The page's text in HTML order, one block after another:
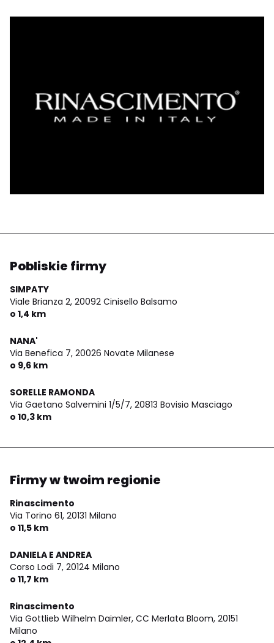
Pobliskie firmy
SIMPATY
Viale Brianza 2, 20092 Cinisello Balsamo
o 1,4 km
NANA'
Via Benefica 7, 20026 Novate Milanese
o 9,6 km
SORELLE RAMONDA
Via Gaetano Salvemini 1/5/7, 20813 Bovisio Masciago
o 10,3 km
Firmy w twoim regionie
Rinascimento
Via Torino 61, 20131 Milano
o 11,5 km
DANIELA E ANDREA
Corso Lodi 7, 20124 Milano
o 11,7 km
Rinascimento
Via Gottlieb Wilhelm Daimler, CC Merlata Bloom, 20151
Milano